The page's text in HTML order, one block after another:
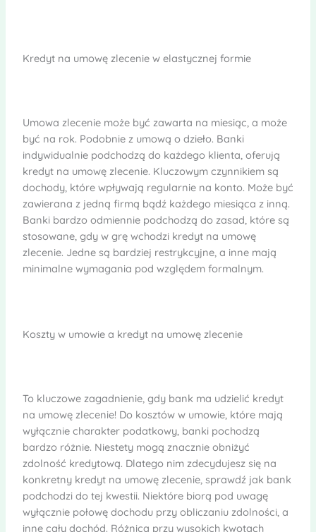
Kredyt na umowę zlecenie w elastycznej formie
Umowa zlecenie może być zawarta na miesiąc, a może
być na rok. Podobnie z umową o dzieło. Banki
indywidualnie podchodzą do każdego klienta, oferują
kredyt na umowę zlecenie. Kluczowym czynnikiem są
dochody, które wpływają regularnie na konto. Może być
zawierana z jedną firmą bądź każdego miesiąca z inną.
Banki bardzo odmiennie podchodzą do zasad, które są
stosowane, gdy w grę wchodzi kredyt na umowę
zlecenie. Jedne są bardziej restrykcyjne, a inne mają
minimalne wymagania pod względem formalnym.
Koszty w umowie a kredyt na umowę zlecenie
To kluczowe zagadnienie, gdy bank ma udzielić kredyt
na umowę zlecenie! Do kosztów w umowie, które mają
wyłącznie charakter podatkowy, banki pochodzą
bardzo różnie. Niestety mogą znacznie obniżyć
zdolność kredytową. Dlatego nim zdecydujesz się na
konkretny kredyt na umowę zlecenie, sprawdź jak bank
podchodzi do tej kwestii. Niektóre biorą pod uwagę
wyłącznie połowę dochodu przy obliczaniu zdolności, a
inne cały dochód. Różnica przy wysokich kwotach